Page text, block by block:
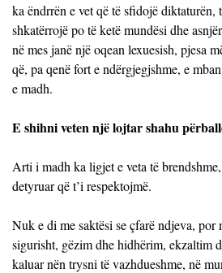
ka ëndrrën e vet që të sfidojë diktaturën,
shkatërrojë po të ketë mundësi dhe
në mes janë një oqean lexuesish, pjesa
që, pa qenë fort e ndërgjegjshme, e
e madh.
E shihni veten një lojtar shahu
Arti i madh ka ligjet e veta të
detyruar që t’i respektojmë.
Nuk e di me saktësi se çfarë ndjeva,
sigurisht, gëzim dhe hidhërim, ekzaltim
kaluar nën trysni të vazhdueshme, në